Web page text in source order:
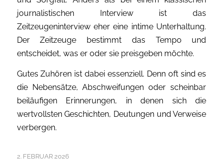
journalistischen Interview ist das
Zeitzeugeninterview eher eine intime Unterhaltung.
Der Zeitzeuge bestimmt das Tempo und
entscheidet, was er oder sie preisgeben möchte.
Gutes Zuhören ist dabei essenziell. Denn oft sind es
die Nebensätze, Abschweifungen oder scheinbar
beiläufigen Erinnerungen, in denen sich die
wertvollsten Geschichten, Deutungen und Verweise
verbergen.
2. FEBRUAR 2026